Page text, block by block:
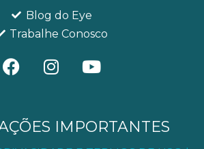
Blog do Eye
Trabalhe Conosco
F
a
b
I
n
a
Y
o
u
IMPORTANTES